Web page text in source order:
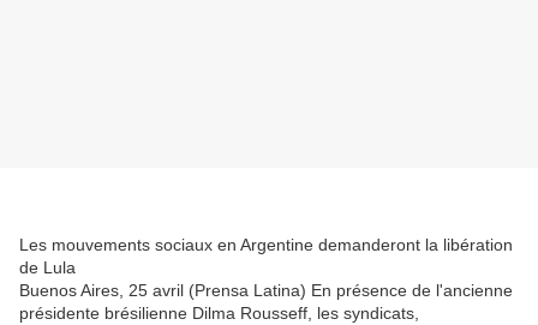
Les mouvements sociaux en Argentine demanderont la libération
de Lula
Buenos Aires, 25 avril (Prensa Latina) En présence de l'ancienne
présidente brésilienne Dilma Rousseff, les syndicats,